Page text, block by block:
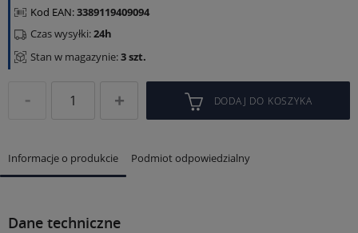
Kod EAN:3389119409094
Stan w magazynie:3 szt.
Czas wysyłki:24h
DODAJ DO KOSZYKA
Informacje o produkcie Podmiot odpowiedzialny
Dane techniczne